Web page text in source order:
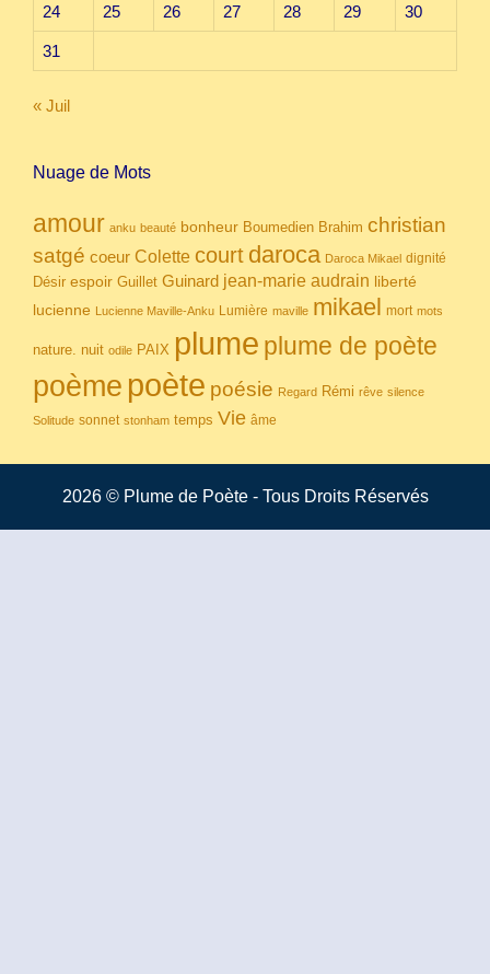
24 25 26 27 28 29 30
31
« Juil
Nuage de Mots
amour anku beauté bonheur Boumedien Brahim christian
satgé coeur Colette court daroca Daroca Mikael dignité
Désir espoir Guillet Guinard jean-marie audrain liberté
lucienne Lucienne Maville-Anku Lumière maville mikael mort mots
nature. nuit odile PAIX plume plume de poète
poème poète poésie Regard Rémi rêve silence
Solitude sonnet stonham temps Vie âme
2026 © Plume de Poète - Tous Droits Réservés